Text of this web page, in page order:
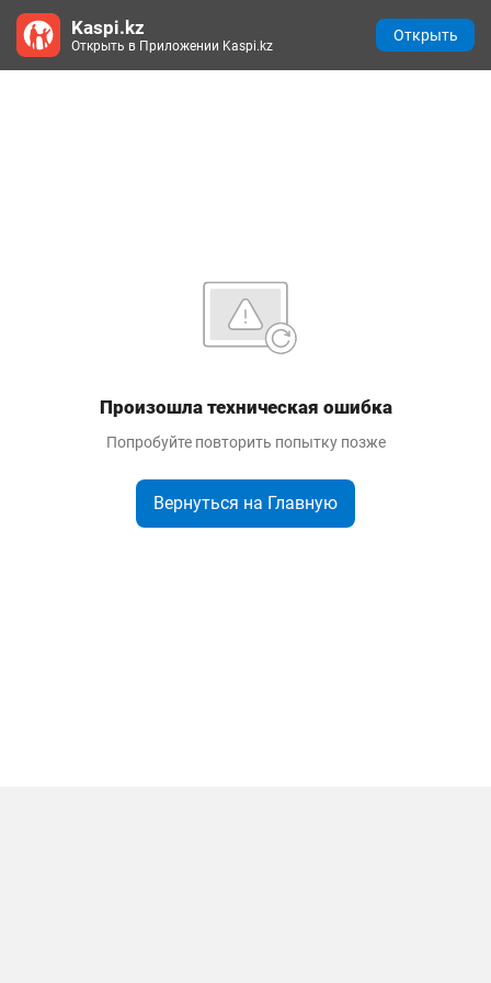
Произошла техническая ошибка
Попробуйте повторить попытку позже
Вернуться на Главную
Kaspi.kz
Открыть в Приложении Kaspi.kz
Открыть